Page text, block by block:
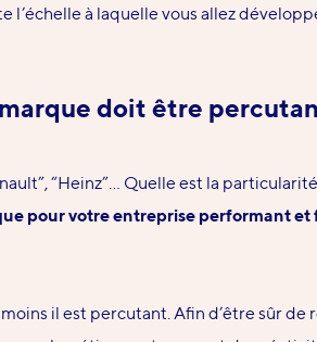
l’échelle à laquelle vous allez
doitêtre
“Heinz”… Quelle est la
pour votre entreprise performant et
il est percutant. Afin d’être sûr